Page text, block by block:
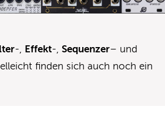
-, Effekt-,Sequenzer– und
finden sich auch noch ein